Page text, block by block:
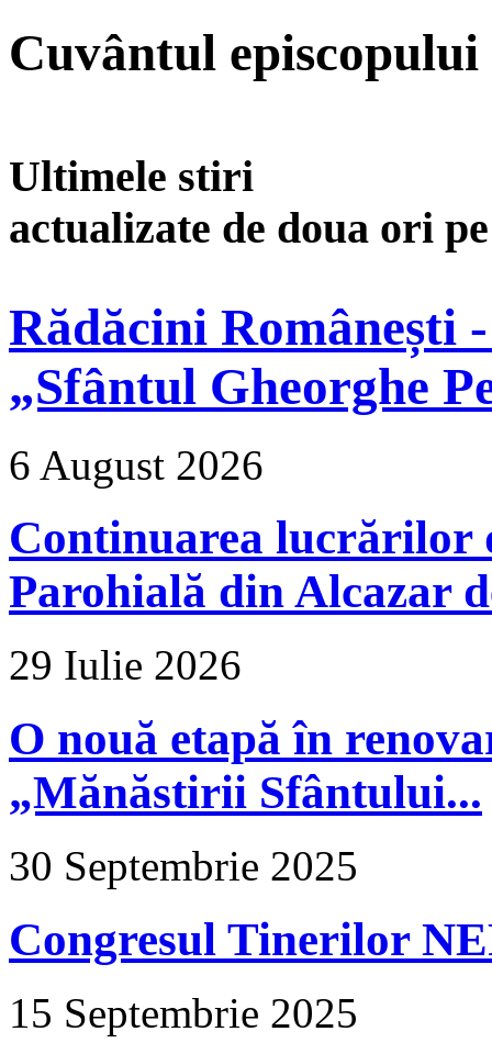
Cuvântul
Ultimele stiri
actualizate de doua ori
Rădăcini Românești
„Sfântul Gheorghe
6 August 2026
Continuarea lucrărilor
Parohială din Alcazar
29 Iulie 2026
O nouă etapă în
„Mănăstirii Sfântului...
30 Septembrie 2025
Congresul Tinerilor
15 Septembrie 2025